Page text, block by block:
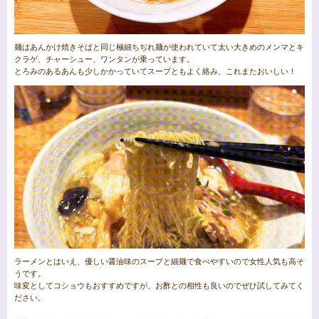
麺はあんかけ焼きそばと同じ極細ちぢれ麺が使われていて太い大きめのメンマとキ
クラゲ、チャーシュー、ワンタンが乗っています。
とろみのあるあんも少しかかっていてスープともよく絡み、これまたおいしい！
ラーメンとはいえ、優しい醤油味のスープと細麺で食べやすいので女性人気も高そ
うです。
味変としてコショウもおすすめですが、お酢との相性も良いのでぜひ試してみてく
ださい。